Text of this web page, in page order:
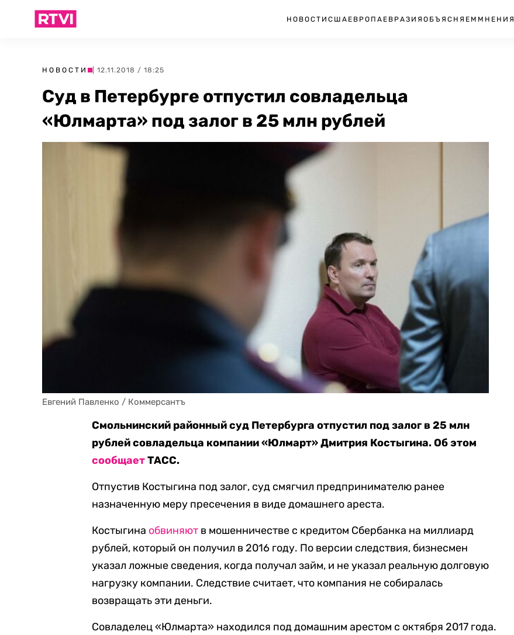
НОВОСТИ США ЕВРОПА ЕВРАЗИЯ ОБЪЯСНЯЕМ МНЕНИЯ
НОВОСТИ | 12.11.2018 / 18:25
Суд в Петербурге отпустил совладельца
«Юлмарта» под залог в 25 млн рублей
Евгений Павленко / Коммерсантъ
Смольнинский районный суд Петербурга отпустил под залог в 25 млн
рублей совладельца компании «Юлмарт» Дмитрия Костыгина. Об этом
сообщаетТАСС.
Отпустив Костыгина под залог, суд смягчил предпринимателю ранее
назначенную меру пресечения в виде домашнего ареста.
Костыгина обвиняют в мошенничестве с кредитом Сбербанка на миллиард
рублей, который он получил в 2016 году. По версии следствия, бизнесмен
указал ложные сведения, когда получал займ, и не указал реальную долговую
нагрузку компании. Следствие считает, что компания не собиралась
возвращать эти деньги.
Совладелец «Юлмарта» находился под домашним арестом с октября 2017 года.